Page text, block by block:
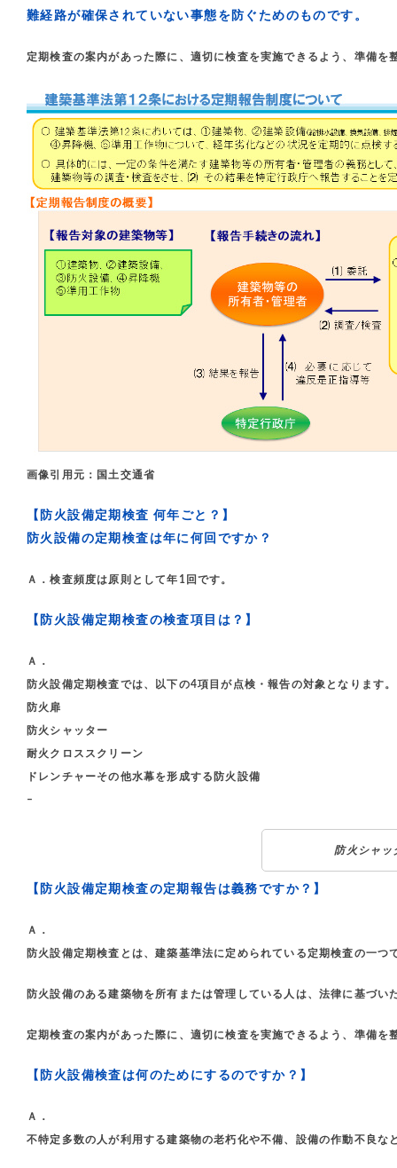
難経路が確保されていない事態を防ぐためのものです。
定期検査の案内があった際に、適切に検査を実施できるよう、準備を
画像引用元：国土交通省
【防火設備定期検査 何年ごと？】
防火設備の定期検査は年に何回ですか？
Ａ．検査頻度は原則として年1回です。
【防火設備定期検査の検査項目は？】
Ａ．
防火設備定期検査では、以下の4項目が点検・報告の対象となります。
防火扉
防火シャッター
耐火クロススクリーン
ドレンチャーその他水幕を形成する防火設備
–
防火シャッ
【防火設備定期検査の定期報告は義務ですか？】
Ａ．
防火設備定期検査とは、建築基準法に定められている定期検査の一
防火設備のある建築物を所有または管理している人は、法律に基づい
定期検査の案内があった際に、適切に検査を実施できるよう、準備を
【防火設備検査は何のためにするのですか？】
Ａ．
不特定多数の人が利用する建築物の老朽化や不備、設備の作動不良